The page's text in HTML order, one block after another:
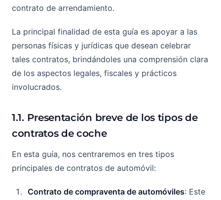
contrato de arrendamiento.
La principal finalidad de esta guía es apoyar a las
personas físicas y jurídicas que desean celebrar
tales contratos, brindándoles una comprensión clara
de los aspectos legales, fiscales y prácticos
involucrados.
1.1. Presentación breve de los tipos de
contratos de coche
En esta guía, nos centraremos en tres tipos
principales de contratos de automóvil:
Contrato de compraventa de automóviles: Este